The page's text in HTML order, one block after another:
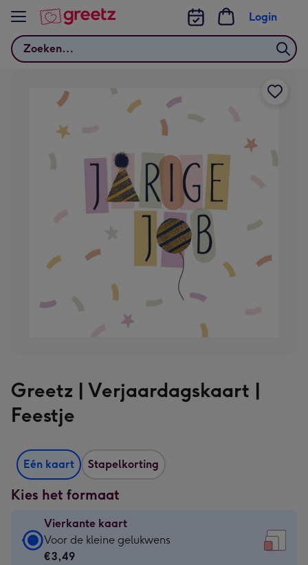
Bekijk meer
Zoeken
Login
Greetz | Verjaardagskaart |
Feestje
Eén kaart Stapelkorting
Kies het formaat
Vierkante kaart
Vierkante
kaart
Voor de kleine gelukwens
€3,49